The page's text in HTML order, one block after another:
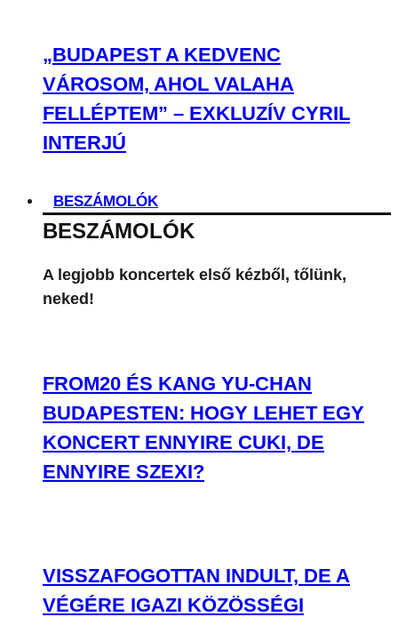
„BUDAPEST A KEDVENC
VÁROSOM, AHOL VALAHA
FELLÉPTEM” – EXKLUZÍV CYRIL
INTERJÚ
BESZÁMOLÓK
BESZÁMOLÓK
A legjobb koncertek első kézből, tőlünk,
neked!
FROM20 ÉS KANG YU-CHAN
BUDAPESTEN: HOGY LEHET EGY
KONCERT ENNYIRE CUKI, DE
ENNYIRE SZEXI?
VISSZAFOGOTTAN INDULT, DE A
VÉGÉRE IGAZI KÖZÖSSÉGI